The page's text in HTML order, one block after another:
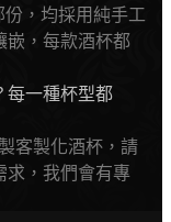
份 ， 均採用純手工
嵌，每款酒杯都
每一種杯型都
客製化酒杯，請
求，我們會有專